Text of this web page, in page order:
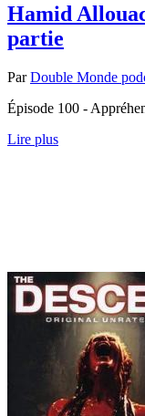
Hamid
partie
ParDouble Monde
Épisode 100 -
Lire plus